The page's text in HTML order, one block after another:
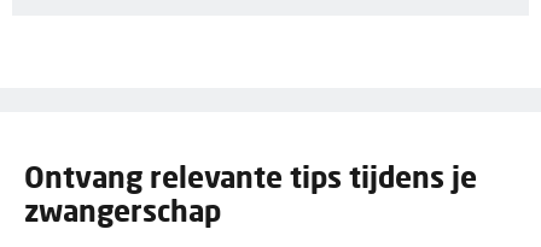
Ontvang relevante tips tijdens je
zwangerschap